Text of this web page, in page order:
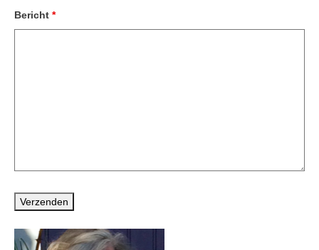
Verhuur Zolder
Verhuur Therapieruimte met wachtruimte
Bericht *